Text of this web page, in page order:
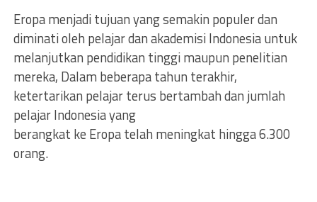
Eropa menjadi tujuan yang semakin populer dan
diminati oleh pelajar dan akademisi Indonesia untuk
melanjutkan pendidikan tinggi maupun penelitian
mereka, Dalam beberapa tahun terakhir,
ketertarikan pelajar terus bertambah dan jumlah
pelajar Indonesia yang
berangkat ke Eropa telah meningkat hingga 6.300
orang.